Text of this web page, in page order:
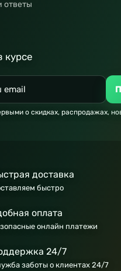
ответы
курсе
о скидках, распродажах,
доставка
быстро
оплата
онлайн платежи
24/7
заботы о клиентах 24/7